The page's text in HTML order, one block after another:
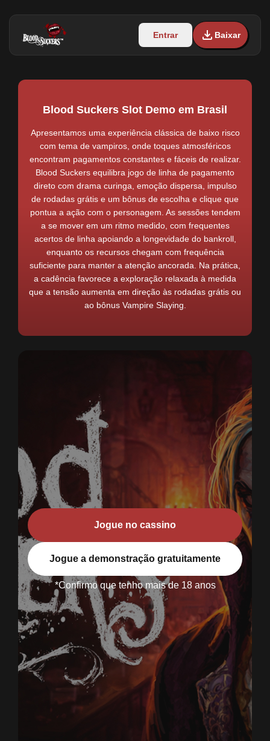
Entrar Baixar
Blood Suckers Slot Demo em Brasil
Apresentamos uma experiência clássica de baixo risco
com tema de vampiros, onde toques atmosféricos
encontram pagamentos constantes e fáceis de realizar.
Blood Suckers equilibra jogo de linha de pagamento
direto com drama curinga, emoção dispersa, impulso
de rodadas grátis e um bônus de escolha e clique que
pontua a ação com o personagem. As sessões tendem
a se mover em um ritmo medido, com frequentes
acertos de linha apoiando a longevidade do bankroll,
enquanto os recursos chegam com frequência
suficiente para manter a atenção ancorada. Na prática,
a cadência favorece a exploração relaxada à medida
que a tensão aumenta em direção às rodadas grátis ou
ao bônus Vampire Slaying.
Jogue no cassino
Jogue a demonstração gratuitamente
*Confirmo que tenho mais de 18 anos